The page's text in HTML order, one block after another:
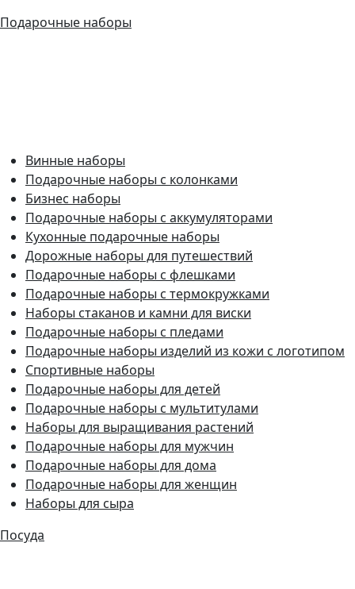
Подарочные наборы
Винные наборы
Подарочные наборы с колонками
Бизнес наборы
Подарочные наборы с аккумуляторами
Кухонные подарочные наборы
Дорожные наборы для путешествий
Подарочные наборы с флешками
Подарочные наборы с термокружками
Наборы стаканов и камни для виски
Подарочные наборы с пледами
Подарочные наборы изделий из кожи с логотипом
Спортивные наборы
Подарочные наборы для детей
Подарочные наборы с мультитулами
Наборы для выращивания растений
Подарочные наборы для мужчин
Подарочные наборы для дома
Подарочные наборы для женщин
Наборы для сыра
Посуда